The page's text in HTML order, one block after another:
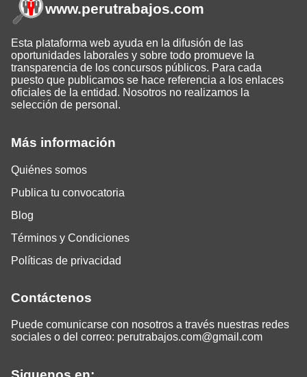
Más información
Quiénes somos
Publica tu convocatoria
Blog
Términos y Condiciones
Políticas de privacidad
Contáctenos
Puede comunicarse con nosotros a través nuestras redes
sociales o del correo: perutrabajos.com@gmail.com
www.perutrabajos.com
Esta plataforma web ayuda en la difusión de las
oportunidades laborales y sobre todo promueve la
transparencia de los concursos públicos. Para cada
puesto que publicamos se hace referencia a los enlaces
oficiales de la entidad. Nosotros no realizamos la
selección de personal.